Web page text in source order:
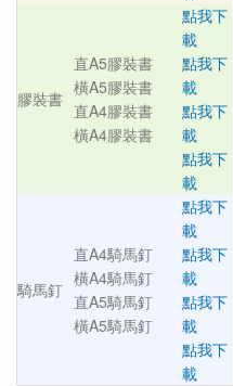
膠裝書
直A5膠裝書
橫A5膠裝書
直A4膠裝書
橫A4膠裝書
點我下
載
點我下
載
點我下
載
點我下
載
騎馬釘
直A4騎馬釘
橫A4騎馬釘
直A5騎馬釘
橫A5騎馬釘
點我下
載
點我下
載
點我下
載
點我下
載